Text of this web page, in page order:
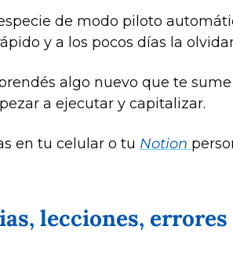
de modo piloto
y a los pocos días la
algo nuevo que te
a ejecutar y capitalizar.
en tu celular o tu Notion
lecciones,